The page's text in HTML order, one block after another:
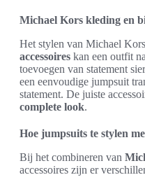
Michael Kors kleding en
Het stylen van Michael
accessoires kan een outfit
toevoegen van statement
een eenvoudige jumpsuit
statement. De juiste
complete look.
Hoe jumpsuits te stylen
Bij het combineren van
accessoires zijn er